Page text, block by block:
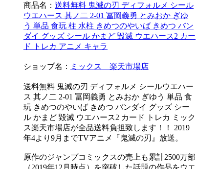
商品名： 送料無料 鬼滅の刃 ディフォルメ シール
ウエハース 其ノ二 2-01 冨岡義勇 とみおか ぎゆ
う 単品 食玩 柱 水柱 きめつのやいば きめつ バン
ダイ グッズ シール かまど 毀滅 ウエハース2 カー
ド トレカ アニメ キャラ
ショップ名： ミックス 楽天市場店
送料無料 鬼滅の刃 ディフォルメ シールウエハー
ス 其ノ二 2-01 冨岡義勇 とみおか ぎゆう 単品 食
玩 きめつのやいば きめつ バンダイ グッズ シー
ル かまど 毀滅 ウエハース2 カード トレカ ミック
ス楽天市場店が全品送料負担致します！！ 2019
年4より9月までTVアニメ『鬼滅の刃』放送。
原作のジャンプコミックスの売上も累計2500万部
（2019年12月時点）を突破した話題の作品をウエ